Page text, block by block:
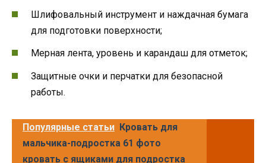
Шлифовальный инструмент и наждачная бумага
для подготовки поверхности;
Мерная лента, уровень и карандаш для отметок;
Защитные очки и перчатки для безопасной
работы.
Популярные статьи Кровать для
мальчика-подростка 61 фото
кровать с ящиками для подростка